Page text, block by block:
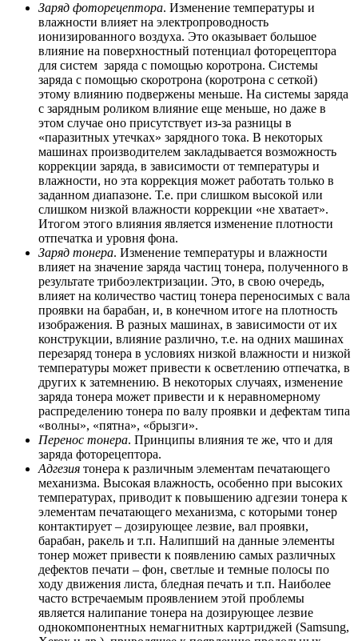
Заряд фоторецептора. Изменение температуры и
влажности влияет на электропроводность
ионизированного воздуха. Это оказывает большое
влияние на поверхностный потенциал фоторецептора
для систем заряда с помощью коротрона. Системы
заряда с помощью скоротрона (коротрона с сеткой)
этому влиянию подвержены меньше. На системы заряда
с зарядным роликом влияние еще меньше, но даже в
этом случае оно присутствует из-за разницы в
«паразитных утечках» зарядного тока. В некоторых
машинах производителем закладывается возможность
коррекции заряда, в зависимости от температуры и
влажности, но эта коррекция может работать только в
заданном диапазоне. Т.е. при слишком высокой или
слишком низкой влажности коррекции «не хватает».
Итогом этого влияния является изменение плотности
отпечатка и уровня фона.
Заряд тонера. Изменение температуры и влажности
влияет на значение заряда частиц тонера, полученного в
результате трибоэлектризации. Это, в свою очередь,
влияет на количество частиц тонера переносимых с вала
проявки на барабан, и, в конечном итоге на плотность
изображения. В разных машинах, в зависимости от их
конструкции, влияние различно, т.е. на одних машинах
перезаряд тонера в условиях низкой влажности и низкой
температуры может привести к осветлению отпечатка, в
других к затемнению. В некоторых случаях, изменение
заряда тонера может привести и к неравномерному
распределению тонера по валу проявки и дефектам типа
«волны», «пятна», «брызги».
Перенос тонера. Принципы влияния те же, что и для
заряда фоторецептора.
Адгезия тонера к различным элементам печатающего
механизма. Высокая влажность, особенно при высоких
температурах, приводит к повышению адгезии тонера к
элементам печатающего механизма, с которыми тонер
контактирует – дозирующее лезвие, вал проявки,
барабан, ракель и т.п. Налипший на данные элементы
тонер может привести к появлению самых различных
дефектов печати – фон, светлые и темные полосы по
ходу движения листа, бледная печать и т.п. Наиболее
часто встречаемым проявлением этой проблемы
является налипание тонера на дозирующее лезвие
однокомпонентных немагнитных картриджей (Samsung,